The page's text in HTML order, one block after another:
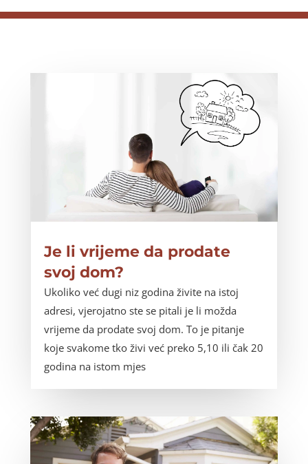
Je li vrijeme da prodate
svoj dom?
Ukoliko već dugi niz godina živite na istoj
adresi, vjerojatno ste se pitali je li možda
vrijeme da prodate svoj dom. To je pitanje
koje svakome tko živi već preko 5,10 ili čak 20
godina na istom mjes